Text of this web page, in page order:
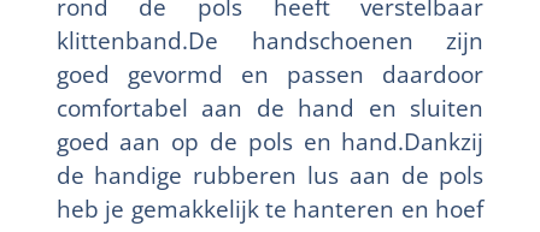
klittenband.De handschoenen zijn
goed gevormd en passen daardoor
comfortabel aan de hand en sluiten
goed aan op de pols en hand.Dankzij
de handige rubberen lus aan de pols
heb je gemakkelijk te hanteren en hoef